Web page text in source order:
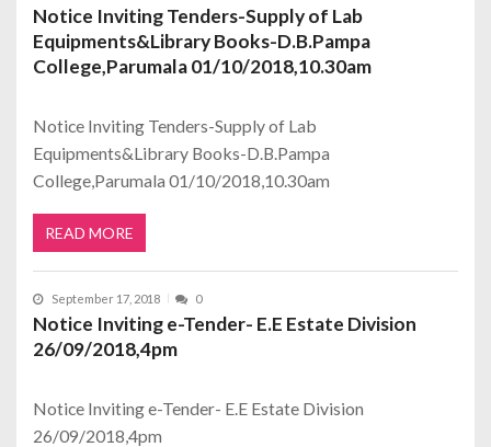
Notice Inviting Tenders-Supply of Lab
Equipments&Library Books-D.B.Pampa
College,Parumala 01/10/2018,10.30am
Notice Inviting Tenders-Supply of Lab
Equipments&Library Books-D.B.Pampa
College,Parumala 01/10/2018,10.30am
READ MORE
September 17, 2018 0
Notice Inviting e-Tender- E.E Estate Division
26/09/2018,4pm
Notice Inviting e-Tender- E.E Estate Division
26/09/2018,4pm